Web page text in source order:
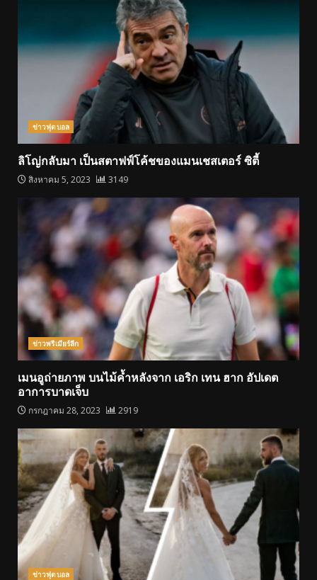
ข่าวฟุตบอล
ลิโญ่กลับมา เป็นสตาฟฟ์โค้ชของแมนเชสเตอร์ ซิตี้
สิงหาคม 5, 2023 3149
ข่าวพรีเมียร์ลีก
เมนอูถ่ายภาพ บนไม้ค้ำหลังจาก เอริก เทน ฮาก อัปเดต
อาการบาดเจ็บ
กรกฎาคม 28, 2023 2919
ข่าวฟุตบอล